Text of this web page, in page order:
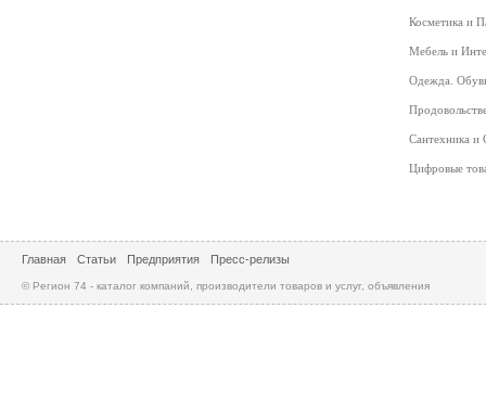
Косметика и
Мебель и
Одежда.
Сантехника и
Цифровые
Главная Статьи Предприятия Пресс-релизы
© Регион 74 - каталог компаний, производители товаров и услуг, объявления